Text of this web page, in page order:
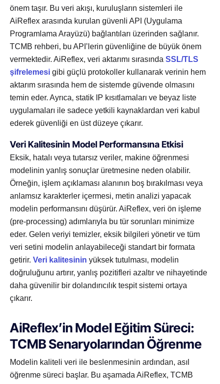
önem taşır. Bu veri akışı, kuruluşların sistemleri ile
AiReflex arasında kurulan güvenli API (Uygulama
Programlama Arayüzü) bağlantıları üzerinden sağlanır.
TCMB rehberi, bu API’lerin güvenliğine de büyük önem
vermektedir. AiReflex, veri aktarımı sırasında SSL/TLS
şifrelemesi gibi güçlü protokoller kullanarak verinin hem
aktarım sırasında hem de sistemde güvende olmasını
temin eder. Ayrıca, statik IP kısıtlamaları ve beyaz liste
uygulamaları ile sadece yetkili kaynaklardan veri kabul
ederek güvenliği en üst düzeye çıkarır.
Veri Kalitesinin Model Performansına Etkisi
Eksik, hatalı veya tutarsız veriler, makine öğrenmesi
modelinin yanlış sonuçlar üretmesine neden olabilir.
Örneğin, işlem açıklaması alanının boş bırakılması veya
anlamsız karakterler içermesi, metin analizi yapacak
modelin performansını düşürür. AiReflex, veri ön işleme
(pre-processing) adımlarıyla bu tür sorunları minimize
eder. Gelen veriyi temizler, eksik bilgileri yönetir ve tüm
veri setini modelin anlayabileceği standart bir formata
getirir. Veri kalitesinin yüksek tutulması, modelin
doğruluğunu artırır, yanlış pozitifleri azaltır ve nihayetinde
daha güvenilir bir dolandırıcılık tespit sistemi ortaya
çıkarır.
AiReflex’in Model Eğitim Süreci:
TCMB Senaryolarından Öğrenme
Modelin kaliteli veri ile beslenmesinin ardından, asıl
öğrenme süreci başlar. Bu aşamada AiReflex, TCMB